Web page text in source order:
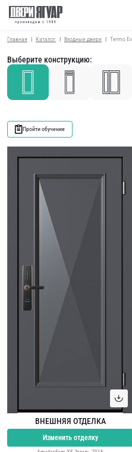
Главная Каталог Входные двери Termo
Выберите конструкцию:
Пройти обучение
ВНЕШНЯЯ ОТДЕЛКА
Изменить отделку